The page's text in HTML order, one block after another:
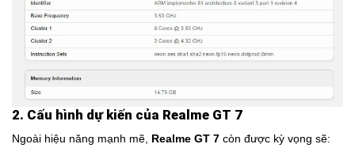
2. Cấu hình dự kiến của Realme GT 7
Ngoài hiệu năng mạnh mẽ, Realme GT 7 còn được kỳ vọng sẽ: